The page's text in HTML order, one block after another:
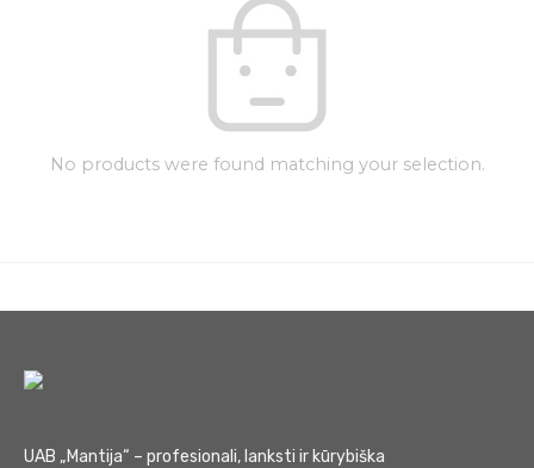
No products were found matching your selection.
UAB „Mantija“ – profesionali, lanksti ir kūrybiška